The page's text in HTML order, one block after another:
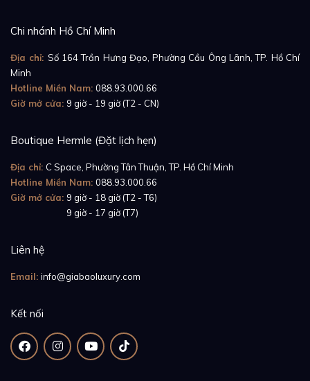
Chi nhánh Hồ Chí Minh
Địa chỉ: Số 164 Trần Hưng Đạo, Phường Cầu Ông Lãnh, TP. Hồ Chí
Minh
Hotline Miền Nam: 088.93.000.66
Giờ mở cửa: 9 giờ - 19 giờ (T2 - CN)
Boutique Hermle (Đặt lịch hẹn)
Địa chỉ: C Space, Phường Tân Thuận, TP. Hồ Chí Minh
Hotline Miền Nam: 088.93.000.66
Giờ mở cửa: 9 giờ - 18 giờ (T2 - T6)
9 giờ - 17 giờ (T7)
Liên hệ
Email: info@giabaoluxury.com
Kết nối